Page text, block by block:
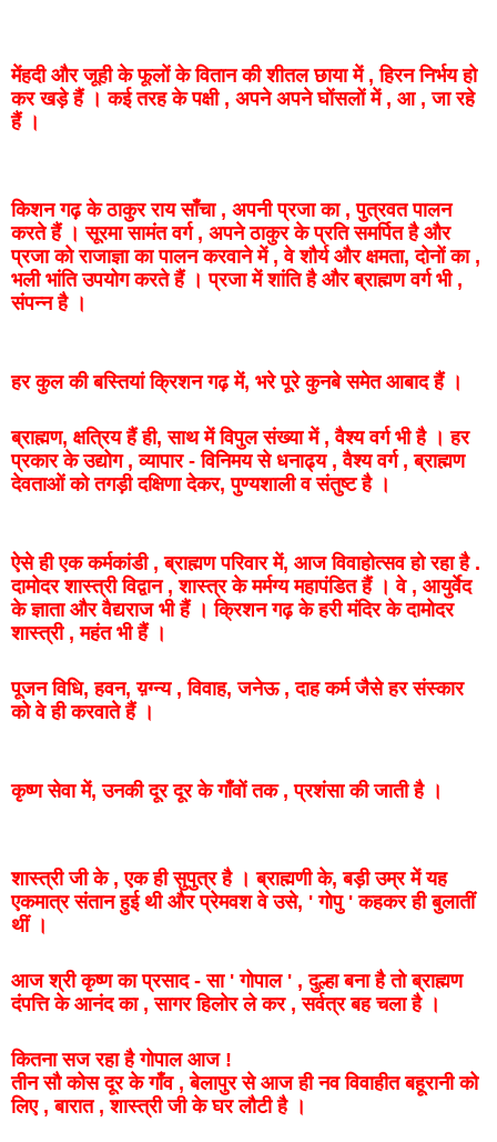
मेंहदी और जूही के फूलों के वितान की शीतल छाया में,हिरन निर्भय हो
कर खड़े हैं।कई तरह के पक्षी, अपने अपनेघोंसलों में, आ,जा रहे
हैं।
किशन गढ़ के ठाकुर राय साँचा, अपनी प्रजा का,पुत्रवत पालन
करते हैं।सूरमा सामंत वर्ग, अपने ठाकुर के प्रति समर्पित है और
प्रजा को राजाज्ञा का पालन करवाने में, वेशौर्य और क्षमता,दोनों का,
भली भांति उपयोग करते हैं।प्रजा में शांति है और ब्राह्मण वर्ग भी,
संपन्न है।
हर कुल की बस्तियां क्रिशन गढ़ में, भरे पूरे कुनबे समेत आबाद हैं।
ब्राह्मण, क्षत्रिय हैं ही,साथ में विपुल संख्या में,वैश्य वर्ग भी है।हर
प्रकार के उद्योग,व्यापार-विनिमय से धनाढ्य ,वैश्य वर्ग,ब्राह्मण
देवताओं को तगड़ी दक्षिणादेकर, पुण्यशाली व संतुष्ट है ।
ऐसे ही एक कर्मकांडी,ब्राह्मण परिवार में, आज विवाहोत्सव हो रहा है.
दामोदर शास्त्री विद्वान,शास्त्र के मर्मग्य महापंडित हैं। वे , आयुर्वेद
के ज्ञाता और वैद्यराज भी हैं।क्रिशन गढ़ के हरी मंदिर के दामोदर
शास्त्री,महंत भी हैं ।
पूजन विधि,हवन,य़ग्न्य,विवाह,जनेऊ,दाह कर्म जैसे हर संस्कार
को वे ही करवाते हैं।
कृष्ण सेवा में, उनकी दूर दूर के गाँवों तक,प्रशंसा की जाती है।
शास्त्री जी के,एक ही सुपुत्र है ।ब्राह्मणी के,बड़ी उम्र में यह
एकमात्र संतान हुई थी और प्रेमवश वे उसे, 'गोपु'कहकर ही बुलातीं
थीं।
आज श्री कृष्ण का प्रसाद-सा'गोपाल' ,दुल्हा बना है तो ब्राह्मण
दंपत्ति के आनंद का,सागर हिलोर ले कर,सर्वत्र बह चला है।
कितना सज रहा है गोपाल आज!
तीन सौ कोस दूर के गाँव,बेलापुर से आज ही नव विवाहीत बहूरानी को
लिए,बारात, शास्त्री जी के घरलौटी है।